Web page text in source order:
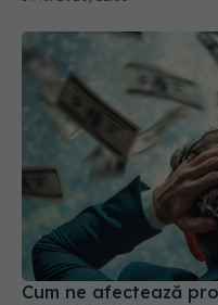
Cum ne afectează
26 mar 2026, 19:59